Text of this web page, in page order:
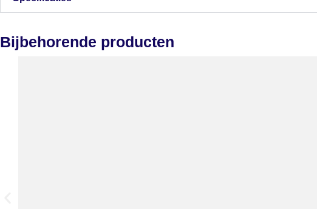
Bijbehorende producten